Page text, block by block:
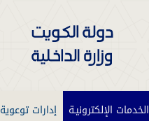
الخدمات الإلكترونيـة إدارات توعوية